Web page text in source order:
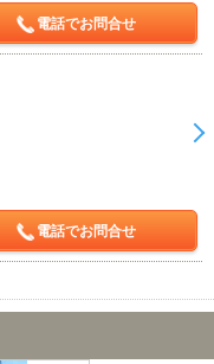
電話でお問合せ
電話でお問合せ